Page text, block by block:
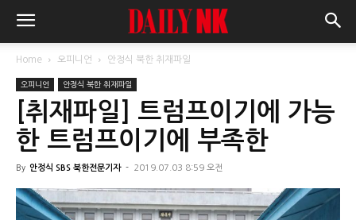
Home 오피니언 안정식 북한 취재파일
오피니언 안정식 북한 취재파일
[취재파일] 트럼프이기에 가능
한 트럼프이기에 부족한
By 안정식 SBS 북한전문기자 - 2019.07.03 8:59 오전